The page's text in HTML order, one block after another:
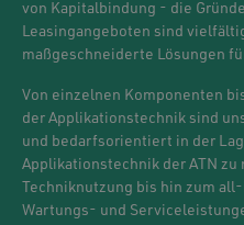
von Kapitalbindung - die
Leasingangeboten sind
maßgeschneiderte Lösungen
Von einzelnen Komponenten
der Applikationstechnik sind
und bedarfsorientiert in der
Applikationstechnik der ATN zu
Techniknutzung bis hin zum
Wartungs- und